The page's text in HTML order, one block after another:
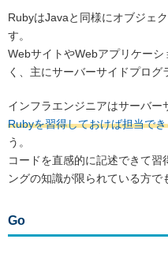
RubyはJavaと同様にオブジェ
す。
WebサイトやWebアプリケー
く、主にサーバーサイドプログ
インフラエンジニアはサーバー
Rubyを習得しておけば担当で
う。
コードを直感的に記述できて習
ングの知識が限られている方で
Go